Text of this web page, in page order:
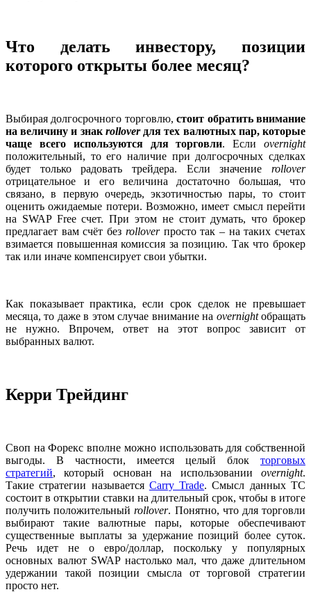
Что делать инвестору, позиции
которого открыты более месяц?
Выбирая долгосрочного торговлю,стоит обратить внимание
на величину и знак rolloverдля тех валютных пар, которые
чаще всего используются для торговли. Еслиovernight
положительный, то его наличие при долгосрочных сделках
будет только радовать трейдера. Если значение rollover
отрицательное и его величина достаточно большая, что
связано, в первую очередь, экзотичностью пары, то стоит
оценить ожидаемые потери. Возможно, имеет смысл перейти
на SWAP Free счет. При этом не стоит думать, что брокер
предлагает вам счёт без rolloverпросто так – на таких счетах
взимается повышенная комиссия за позицию. Так что брокер
так или иначе компенсирует свои убытки.
Как показывает практика, если срок сделок не превышает
месяца, то даже в этом случае внимание на overnightобращать
не нужно. Впрочем, ответ на этот вопрос зависит от
выбранных валют.
Керри Трейдинг
Своп на Форекс вполне можно использовать для собственной
выгоды. В частности, имеется целый блок торговых
стратегий, который основан на использовании overnight.
Такие стратегии называется Carry Trade. Смысл данных ТС
состоит в открытии ставки на длительный срок, чтобы в итоге
получить положительныйrollover. Понятно, что для торговли
выбирают такие валютные пары, которые обеспечивают
существенные выплаты за удержание позиций более суток.
Речь идет не о евро/доллар, поскольку у популярных
основных валют SWAP настолько мал, что даже длительном
удержании такой позиции смысла от торговой стратегии
просто нет.